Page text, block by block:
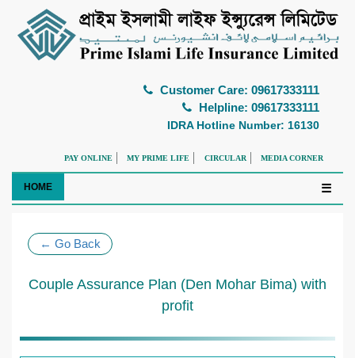
Customer Care: 09617333111
Helpline: 09617333111
IDRA Hotline Number: 16130
PAY ONLINE MY PRIME LIFE CIRCULAR MEDIA CORNER
HOME ☰
← Go Back
Couple Assurance Plan (Den Mohar Bima) with
profit